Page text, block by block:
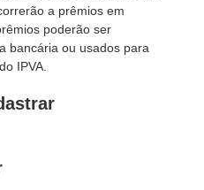
a prêmios em
poderão ser
bancária ou usados para
IPVA.